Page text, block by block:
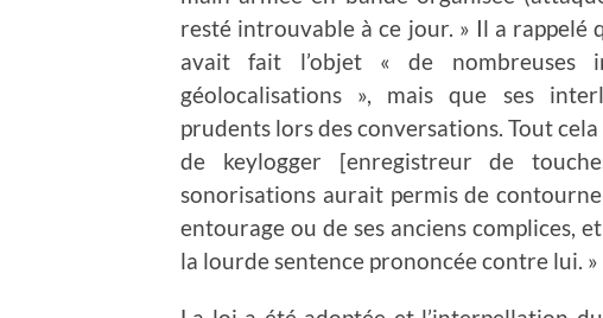
resté introuvable à ce jour. » Il a rappelé
avait fait l’objet « de nombreuses
géolocalisations », mais que ses
prudents lors des conversations. Tout
de keylogger [enregistreur de
sonorisations aurait permis de
entourage ou de ses anciens complices,
la lourde sentence prononcée contre lui. »